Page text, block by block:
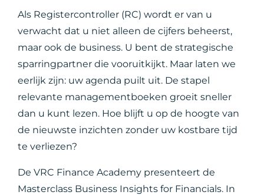
Als Registercontroller (RC) wordt er van u
verwacht dat u niet alleen de cijfers beheerst,
maar ook de business. U bent de strategische
sparringpartner die vooruitkijkt. Maar laten we
eerlijk zijn: uw agenda puilt uit. De stapel
relevante managementboeken groeit sneller
dan u kunt lezen. Hoe blijft u op de hoogte van
de nieuwste inzichten zonder uw kostbare tijd
te verliezen?
De VRC Finance Academy presenteert de
Masterclass Business Insights for Financials. In